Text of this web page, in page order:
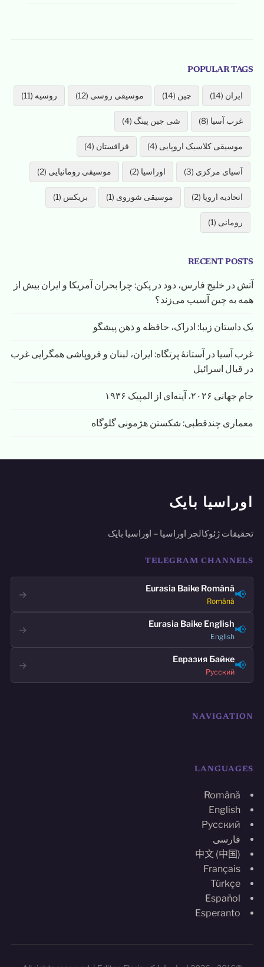
POPULAR TAGS
ایران (14) چین (14) موسیقی روسی (12) روسیه (11)
غرب آسیا (8) شی جین پینگ (4)
موسیقی کلاسیک اروپایی (4) قزاقستان (4)
آسیای مرکزی (3) اوراسیا (2) موسیقی رومانیایی (2)
اتحادیه اروپا (2) موسیقی شوروی (1) بریکس (1)
رومانی (1)
RECENT POSTS
آتش در خلیج فارس، دود در پکن: چرا بحران آمریکا و ایران بیش از
همه به چین آسیب می‌زند؟
یک داستان زیبا: ادراک، حافظه و ذهن پیشگو
غرب آسیا در آستانهٔ پرتگاه: ایران، لبنان و فروپاشی همگرایی غرب
در قبال اسرائیل
جام جهانی ۲۰۲۶، آینه‌ای از المپیک ۱۹۳۶
معماری چندقطبی: شکستن هژمونی گلوگاه
اوراسیا بایک
تحقیقات ژئوکالچر اوراسیا – اوراسیا بایک
TELEGRAM CHANNELS
📢
Eurasia Baike Română
Română
→
📢
Eurasia Baike English
English
→
📢
Евразия Байке
Русский
→
NAVIGATION
LANGUAGES
Română
English
Русский
فارسی
中文 (中国)
Français
Türkçe
Español
Esperanto